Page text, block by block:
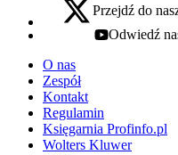
x - otwiera się w nowej
Przejdź do
youtube - otwiera
Odwiedź
O nas
Zespół
Kontakt
Regulamin
Księgarnia Profinfo.pl
Wolters Kluwer